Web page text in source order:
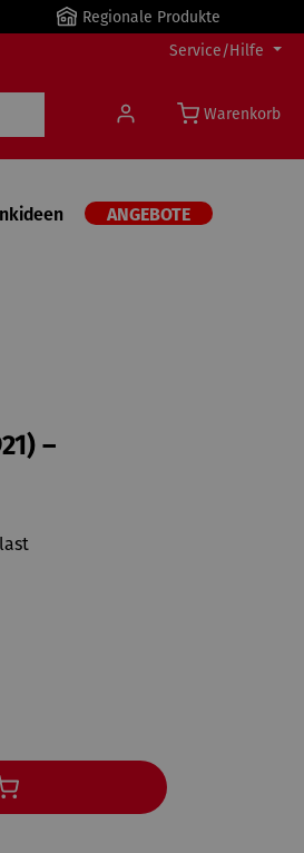
Regionale Produkte
Service/Hilfe
Warenkorb
ANGEBOTE
–